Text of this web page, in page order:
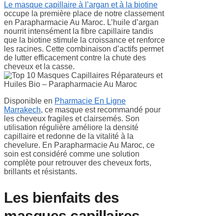
Le masque capillaire à l’argan et à la biotine
occupe la première place de notre classement
en Parapharmacie Au Maroc. L’huile d’argan
nourrit intensément la fibre capillaire tandis
que la biotine stimule la croissance et renforce
les racines. Cette combinaison d’actifs permet
de lutter efficacement contre la chute des
cheveux et la casse.
Disponible en Pharmacie En Ligne
Marrakech, ce masque est recommandé pour
les cheveux fragiles et clairsemés. Son
utilisation régulière améliore la densité
capillaire et redonne de la vitalité à la
chevelure. En Parapharmacie Au Maroc, ce
soin est considéré comme une solution
complète pour retrouver des cheveux forts,
brillants et résistants.
Les bienfaits des